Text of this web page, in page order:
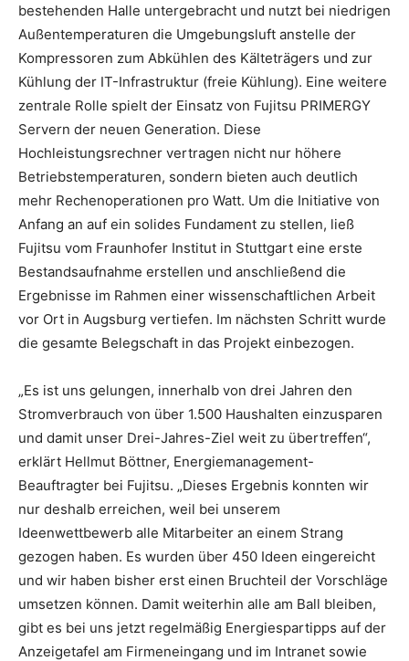
bestehenden Halle untergebracht und nutzt bei niedrigen
Außentemperaturen die Umgebungsluft anstelle der
Kompressoren zum Abkühlen des Kälteträgers und zur
Kühlung der IT-Infrastruktur (freie Kühlung). Eine weitere
zentrale Rolle spielt der Einsatz von Fujitsu PRIMERGY
Servern der neuen Generation. Diese
Hochleistungsrechner vertragen nicht nur höhere
Betriebstemperaturen, sondern bieten auch deutlich
mehr Rechenoperationen pro Watt. Um die Initiative von
Anfang an auf ein solides Fundament zu stellen, ließ
Fujitsu vom Fraunhofer Institut in Stuttgart eine erste
Bestandsaufnahme erstellen und anschließend die
Ergebnisse im Rahmen einer wissenschaftlichen Arbeit
vor Ort in Augsburg vertiefen. Im nächsten Schritt wurde
die gesamte Belegschaft in das Projekt einbezogen.
„Es ist uns gelungen, innerhalb von drei Jahren den
Stromverbrauch von über 1.500 Haushalten einzusparen
und damit unser Drei-Jahres-Ziel weit zu übertreffen“,
erklärt Hellmut Böttner, Energiemanagement-
Beauftragter bei Fujitsu. „Dieses Ergebnis konnten wir
nur deshalb erreichen, weil bei unserem
Ideenwettbewerb alle Mitarbeiter an einem Strang
gezogen haben. Es wurden über 450 Ideen eingereicht
und wir haben bisher erst einen Bruchteil der Vorschläge
umsetzen können. Damit weiterhin alle am Ball bleiben,
gibt es bei uns jetzt regelmäßig Energiespartipps auf der
Anzeigetafel am Firmeneingang und im Intranet sowie